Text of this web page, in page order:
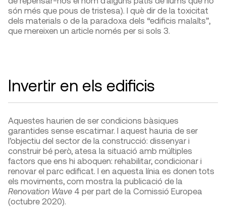
són més que pous de tristesa). I què dir de la toxicitat
dels materials o de la paradoxa dels “edificis malalts”,
que mereixen un article només per si sols 3
Invertir en els edificis
Aquestes haurien de ser condicions bàsiques
garantides sense escatimar. I aquest hauria de ser
l’objectiu del sector de la construcció: dissenyar i
construir bé però, atesa la situació amb múltiples
factors que ens hi aboquen: rehabilitar, condicionar i
renovar el parc edificat. I en aquesta línia es donen tots
els moviments, com mostra la publicació de la
Renovation Wave 4 per part de la Comissió Europea
(octubre 2020).